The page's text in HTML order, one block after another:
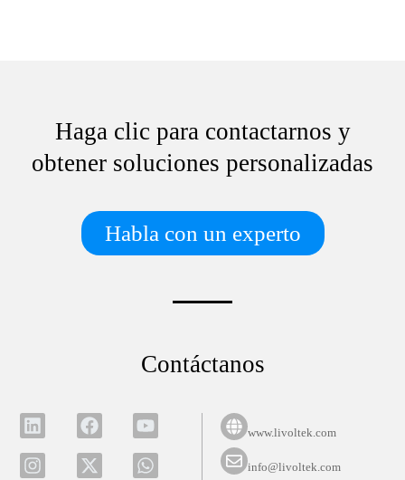
Haga clic para contactarnos y
obtener soluciones personalizadas
Habla con un experto
Contáctanos
www.livoltek.com
info@livoltek.com